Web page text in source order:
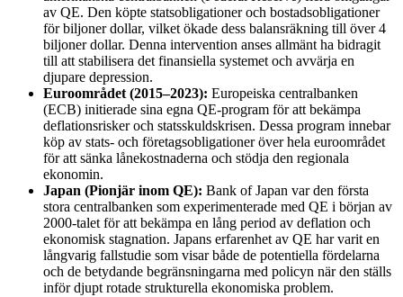
av QE. Den köpte statsobligationer och bostadsobligationer
för biljoner dollar, vilket ökade dess balansräkning till över 4
biljoner dollar. Denna intervention anses allmänt ha bidragit
till att stabilisera det finansiella systemet och avvärja en
djupare depression.
Euroområdet (2015–2023): Europeiska centralbanken
(ECB) initierade sina egna QE-program för att bekämpa
deflationsrisker och statsskuldskrisen. Dessa program innebar
köp av stats- och företagsobligationer över hela euroområdet
för att sänka lånekostnaderna och stödja den regionala
ekonomin.
Japan (Pionjär inom QE): Bank of Japan var den första
stora centralbanken som experimenterade med QE i början av
2000-talet för att bekämpa en lång period av deflation och
ekonomisk stagnation. Japans erfarenhet av QE har varit en
långvarig fallstudie som visar både de potentiella fördelarna
och de betydande begränsningarna med policyn när den ställs
inför djupt rotade strukturella ekonomiska problem.